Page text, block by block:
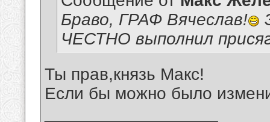
Браво, ГРАФ Вячеслав!
ЧЕСТНО выполнил
Ты прав,князь Макс!
Если бы можно было